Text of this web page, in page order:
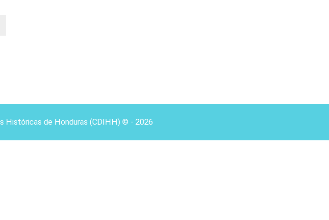
Históricas de Honduras (CDIHH) © - 2026